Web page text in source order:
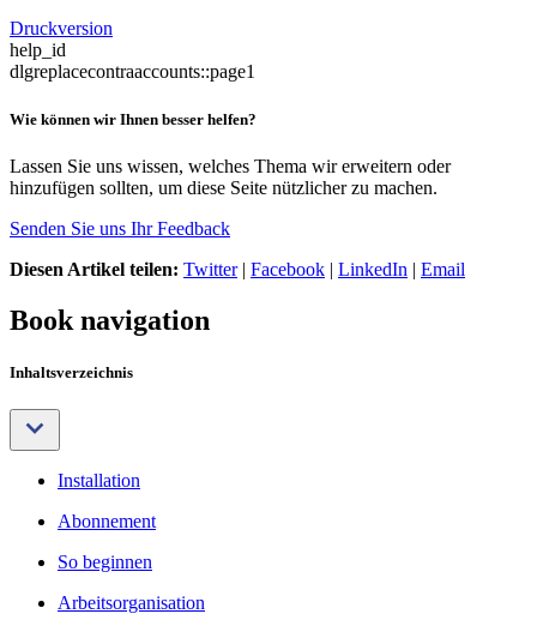
Druckversion
help_id
dlgreplacecontraaccounts::page1
Wie können wir Ihnen besser helfen?
Lassen Sie uns wissen, welches Thema wir erweitern oder
hinzufügen sollten, um diese Seite nützlicher zu machen.
Senden Sie uns Ihr Feedback
Diesen Artikel teilen: Twitter| Facebook | LinkedIn | Email
Book navigation
Inhaltsverzeichnis
Installation
Abonnement
So beginnen
Arbeitsorganisation